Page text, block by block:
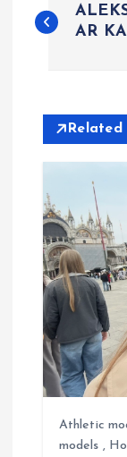
o
t
n
a
v
g
a
AR KA
Related
Athletic
models ,